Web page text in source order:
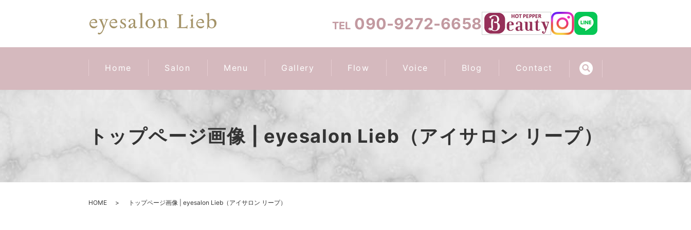
TEL 090-9272-6658
Home Salon Menu Gallery Flow Voice Blog Contact
トップページ画像 | eyesalon Lieb（アイサロン リープ）
HOME トップページ画像 | eyesalon Lieb（アイサロン リープ）